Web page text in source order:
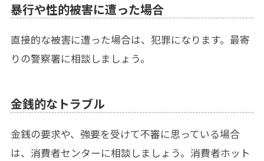
暴行や性的被害に遭った場合
直接的な被害に遭った場合は、犯罪になります。最寄
りの警察署に相談しましょう。
金銭的なトラブル
金銭の要求や、強要を受けて不審に思っている場合
は、消費者センターに相談しましょう。消費者ホット